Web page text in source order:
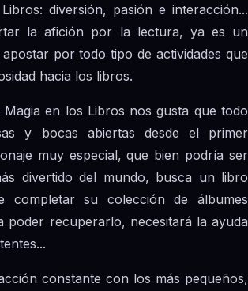
diversión, pasión e interacción...
la afición por la lectura, ya es un
por todo tipo de actividades que
hacia los libros.
Magia en los Libros nos gusta que todo
y bocas abiertas desde el primer
muy especial, que bien podría ser
divertido del mundo, busca un libro
completar su colección de álbumes
poder recuperarlo, necesitará la ayuda
constante con los más pequeños,